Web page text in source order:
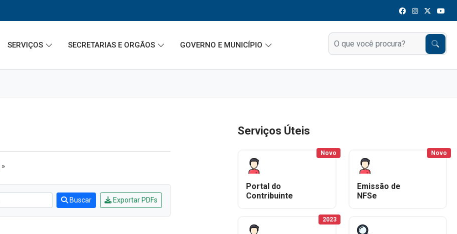
SERVIÇOS SECRETARIAS E ORGÃOS GOVERNO E MUNICÍPIO
»
Buscar Exportar PDFs
Serviços Úteis
Portal do
Contribuinte
Novo
Emissão de
NFSe
Novo
2023